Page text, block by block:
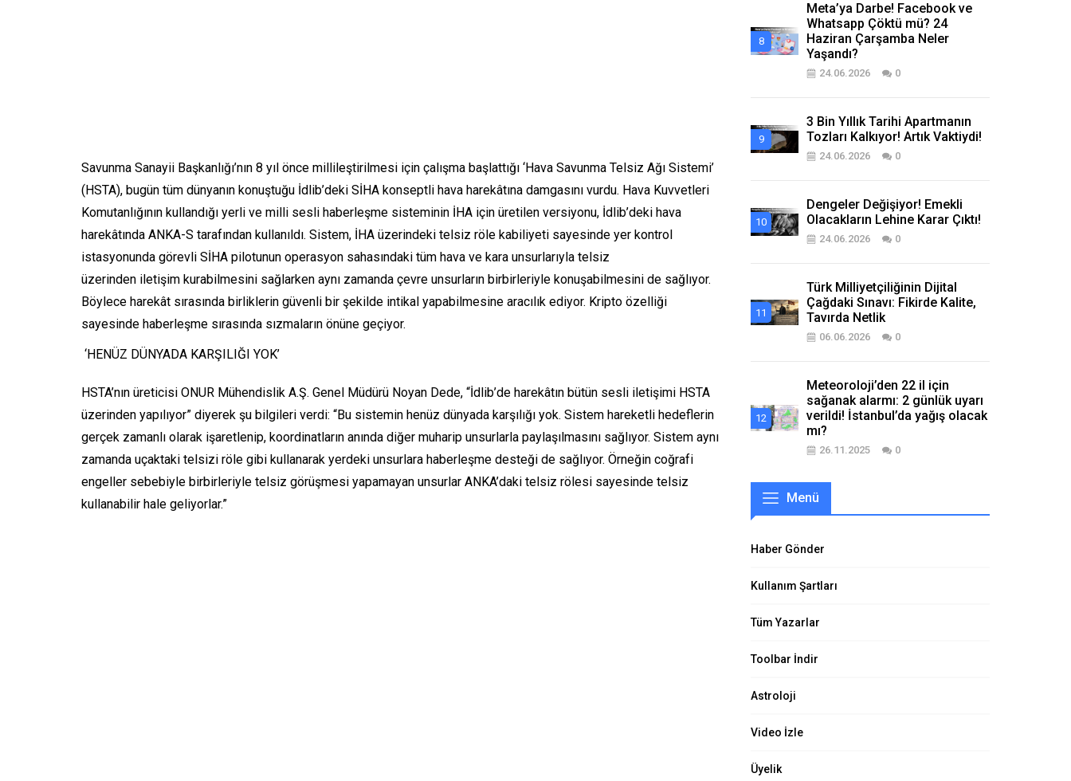
Savunma Sanayii Başkanlığı’nın 8 yıl önce millileştirilmesi için çalışma başlattığı ‘Hava Savunma Telsiz Ağı Sistemi’
(HSTA), bugün tüm dünyanın konuştuğu İdlib’deki SİHA konseptli hava harekâtına damgasını vurdu. Hava Kuvvetleri
Komutanlığının kullandığı yerli ve milli sesli haberleşme sisteminin İHA için üretilen versiyonu, İdlib’deki hava
harekâtında ANKA-S tarafından kullanıldı. Sistem, İHA üzerindeki telsiz röle kabiliyeti sayesinde yer kontrol
istasyonunda görevli SİHA pilotunun operasyon sahasındaki tüm hava ve kara unsurlarıyla telsiz
üzerinden iletişim kurabilmesini sağlarken aynı zamanda çevre unsurların birbirleriyle konuşabilmesini de sağlıyor.
Böylece harekât sırasında birliklerin güvenli bir şekilde intikal yapabilmesine aracılık ediyor. Kripto özelliği
sayesinde haberleşme sırasında sızmaların önüne geçiyor.
‘HENÜZ DÜNYADA KARŞILIĞI YOK’
HSTA’nın üreticisi ONUR Mühendislik A.Ş. Genel Müdürü Noyan Dede, “İdlib’de harekâtın bütün sesli iletişimi HSTA
üzerinden yapılıyor” diyerek şu bilgileri verdi: “Bu sistemin henüz dünyada karşılığı yok. Sistem hareketli hedeflerin
gerçek zamanlı olarak işaretlenip, koordinatların anında diğer muharip unsurlarla paylaşılmasını sağlıyor. Sistem aynı
zamanda uçaktaki telsizi röle gibi kullanarak yerdeki unsurlara haberleşme desteği de sağlıyor. Örneğin coğrafi
engeller sebebiyle birbirleriyle telsiz görüşmesi yapamayan unsurlar ANKA’daki telsiz rölesi sayesinde telsiz
kullanabilir hale geliyorlar.”
Meta’ya Darbe! Facebook ve
Whatsapp Çöktü mü? 24
Haziran Çarşamba Neler
Yaşandı?
24.06.2026 0
3 Bin Yıllık Tarihi Apartmanın
Tozları Kalkıyor! Artık Vaktiydi!
24.06.2026 0
Dengeler Değişiyor! Emekli
Olacakların Lehine Karar Çıktı!
24.06.2026 0
Türk Milliyetçiliğinin Dijital
Çağdaki Sınavı: Fikirde Kalite,
Tavırda Netlik
06.06.2026 0
Meteoroloji’den 22 il için
sağanak alarmı: 2 günlük uyarı
verildi! İstanbul’da yağış olacak
mı?
26.11.2025 0
Menü
Haber Gönder
Kullanım Şartları
Tüm Yazarlar
Toolbar İndir
Astroloji
Video İzle
Üyelik